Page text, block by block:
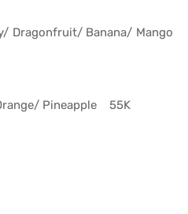
Dragonfruit/ Banana/ Mango
Pineapple 55K